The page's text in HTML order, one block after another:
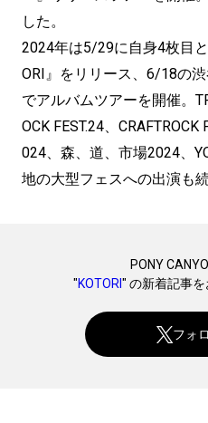
した。
2024年は5/29に自身4枚目
ORI』をリリース、6/18の
でアルバムツアーを開催。
OCK FEST.24、CRAFTROCK
024、森、道、市場2024、
地の大型フェスへの出演も
PONY
"KOTORI " の新着記事を
フォ